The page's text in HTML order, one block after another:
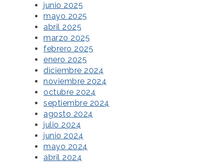
junio 2025
mayo 2025
abril 2025
marzo 2025
febrero 2025
enero 2025
diciembre 2024
noviembre 2024
octubre 2024
septiembre 2024
agosto 2024
julio 2024
junio 2024
mayo 2024
abril 2024